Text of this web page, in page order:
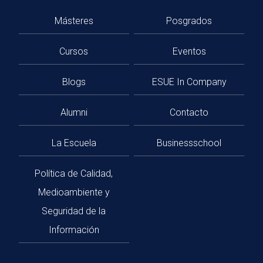
Másteres Posgrados
Cursos Eventos
Blogs ESUE In Company
Alumni Contacto
La Escuela Businessschool
Política de Calidad,
Medioambiente y
Seguridad de la
Información